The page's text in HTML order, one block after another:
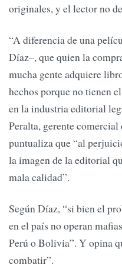
originales, y el lector no
“A diferencia de una
Díaz–, que quien la
mucha gente adquiere
hechos porque no tienen
en la industria editorial
Peralta, gerente
puntualiza que “al
la imagen de la editorial
mala calidad”.
Según Díaz, “si bien el
en el país no operan
Perú o Bolivia”. Y opina
combatir”.